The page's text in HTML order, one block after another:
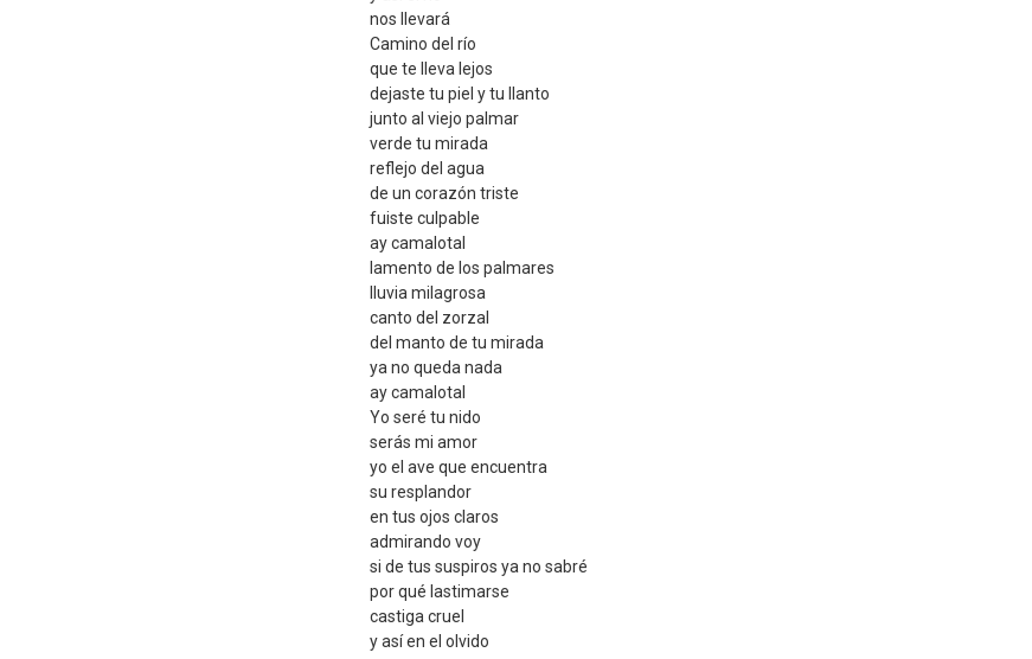
nos llevará
Camino del río
que te lleva lejos
dejaste tu piel y tu llanto
junto al viejo palmar
verde tu mirada
reflejo del agua
de un corazón triste
fuiste culpable
ay camalotal
lamento de los palmares
lluvia milagrosa
canto del zorzal
del manto de tu mirada
ya no queda nada
ay camalotal
Yo seré tu nido
serás mi amor
yo el ave que encuentra
su resplandor
en tus ojos claros
admirando voy
si de tus suspiros ya no sabré
por qué lastimarse
castiga cruel
y así en el olvido